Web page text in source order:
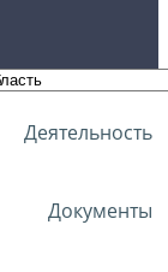
Деятельность
Документы